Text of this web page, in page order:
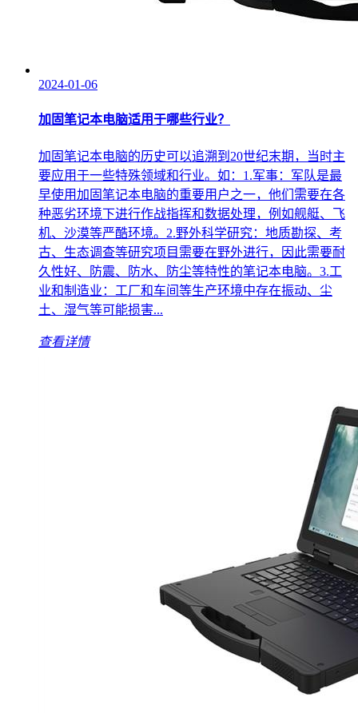
2024-01-06
加固笔记本电脑适用于哪些行业？
加固笔记本电脑的历史可以追溯到20世纪末期，当时主
要应用于一些特殊领域和行业。如：1.军事：军队是最
早使用加固笔记本电脑的重要用户之一，他们需要在各
种恶劣环境下进行作战指挥和数据处理，例如舰艇、飞
机、沙漠等严酷环境。2.野外科学研究：地质勘探、考
古、生态调查等研究项目需要在野外进行，因此需要耐
久性好、防震、防水、防尘等特性的笔记本电脑。3.工
业和制造业：工厂和车间等生产环境中存在振动、尘
土、湿气等可能损害...
查看详情